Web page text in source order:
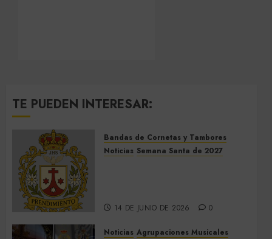
TE PUEDEN INTERESAR:
Bandas de Cornetas y Tambores
Noticias Semana Santa de 2027
14 DE JUNIO DE 2026 0
Noticias Agrupaciones Musicales